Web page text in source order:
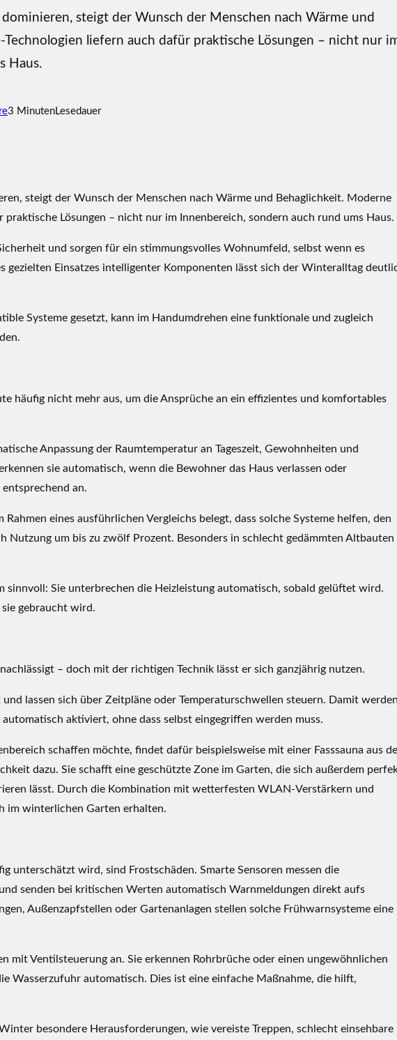
steigt der Wunsch der Menschen nach Wärme und
liefern auch dafür praktische Lösungen – nicht nur
Haus.
z
r
t
W
i
e
r
c
f
r
K
m
f
o
r
i
M
i
s
g
d
3 Minuten Lesedauer
steigt der Wunsch der Menschen nach Wärme und Behaglichkeit. Moderne
Lösungen – nicht nur im Innenbereich, sondern auch rund ums Haus.
und sorgen für ein stimmungsvolles Wohnumfeld, selbst wenn es
gezielten Einsatzes intelligenter Komponenten lässt sich der Winteralltag
Systeme gesetzt, kann im Handumdrehen eine funktionale und zugleich
häufig nicht mehr aus, um die Ansprüche an ein effizientes und komfortables
Anpassung der Raumtemperatur an Tageszeit, Gewohnheiten und
sie automatisch, wenn die Bewohner das Haus verlassen oder
an.
eines ausführlichen Vergleichs belegt, dass solche Systeme helfen, den
Nutzung um bis zu zwölf Prozent. Besonders in schlecht gedämmten Altbauten
sinnvoll: Sie unterbrechen die Heizleistung automatisch, sobald gelüftet wird.
gebraucht wird.
– doch mit der richtigen Technik lässt er sich ganzjährig nutzen.
lassen sich über Zeitpläne oder Temperaturschwellen steuern. Damit werden
aktiviert, ohne dass selbst eingegriffen werden muss.
schaffen möchte, findet dafür beispielsweise mit einer Fasssauna aus
dazu. Sie schafft eine geschützte Zone im Garten, die sich außerdem
lässt. Durch die Kombination mit wetterfesten WLAN-Verstärkern und
im winterlichen Garten erhalten.
unterschätzt wird, sind Frostschäden. Smarte Sensoren messen die
senden bei kritischen Werten automatisch Warnmeldungen direkt aufs
Außenzapfstellen oder Gartenanlagen stellen solche Frühwarnsysteme eine
mit Ventilsteuerung an. Sie erkennen Rohrbrüche oder einen ungewöhnlichen
Wasserzufuhr automatisch. Dies ist eine einfache Maßnahme, die hilft,
besondere Herausforderungen, wie vereiste Treppen, schlecht einsehbare